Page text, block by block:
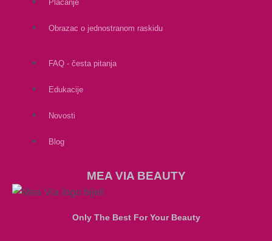
Plaćanje
Obrazac o jednostranom raskidu
FAQ - česta pitanja
Edukacije
Novosti
Blog
MEA VIA BEAUTY
Only The Best For Your Beauty